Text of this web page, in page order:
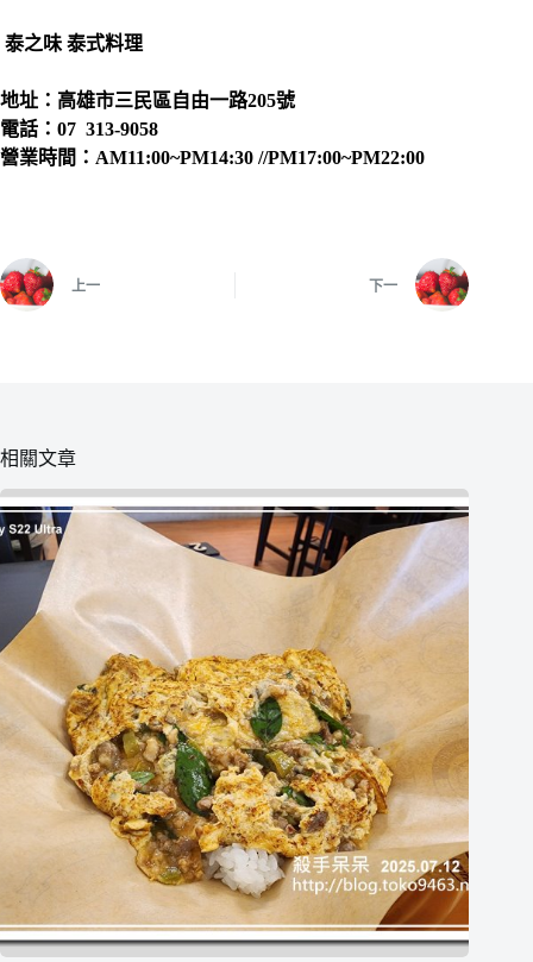
泰之味 泰式料理
地址： 高雄市三民區自由一路205號
電話：07 313-9058
營業時間：AM11:00~PM14:30 //PM17:00~PM22:00
上一 下一
相關文章